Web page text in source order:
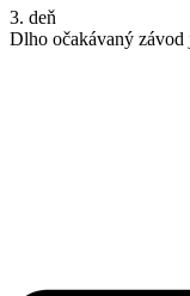
3. deň
Dlho očakávaný závod